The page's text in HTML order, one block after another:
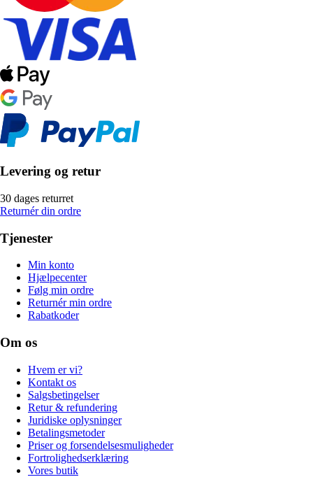
Levering og retur
30 dages returret
Returnér din ordre
Tjenester
Min konto
Hjælpecenter
Følg min ordre
Returnér min ordre
Rabatkoder
Om os
Hvem er vi?
Kontakt os
Salgsbetingelser
Retur & refundering
Juridiske oplysninger
Betalingsmetoder
Priser og forsendelsesmuligheder
Fortrolighedserklæring
Vores butik